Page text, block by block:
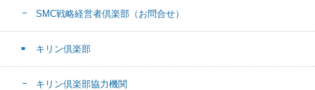
SMC戦略経営者倶楽部（お問合せ）
キリン倶楽部
キリン倶楽部協力機関